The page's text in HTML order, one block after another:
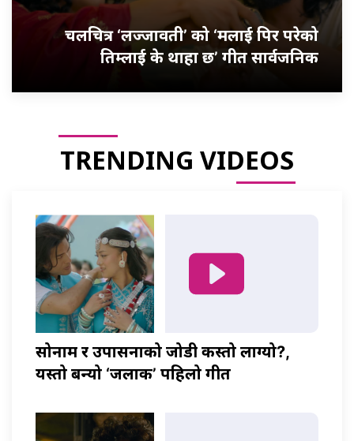
चलचित्र ‘लज्जावती’ को ‘मलाई पिर परेको
तिम्लाई के थाहा छ’ गीत सार्वजनिक
TRENDING VIDEOS
सोनाम र उपासनाको जोडी कस्तो लाग्यो?,
यस्तो बन्यो ‘जलाकी’ पहिलो गीत